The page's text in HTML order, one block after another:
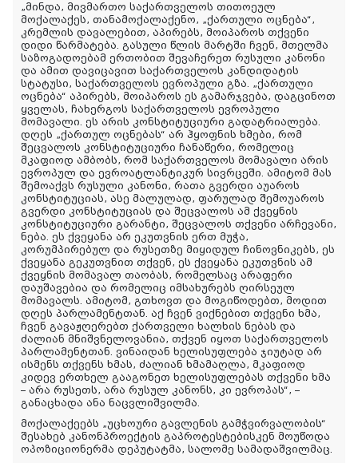
„მინდა, მივმართო საქართველოს თითოეულ
მოქალაქეს, თანამოქალაქენო, „ქართული ოცნება“,
კრემლის დავალებით, აპირებს, მოიპაროს თქვენი
დიდი წარმატება. გასული წლის მარტში ჩვენ, მთელმა
საზოგადოებამ ერთობით შევაჩერეთ რუსული კანონი
და ამით დავიცავით საქართველოს კანდიდატის
სტატუსი, საქართველოს ევროპული გზა. „ქართული
ოცნება“ აპირებს, მოიპაროს ეს გამარჯვება, დაგცინოთ
ყველას, ჩახერგოს საქართველოს ევროპული
მომავალი. ეს არის კონსტიტუციური გადატრიალება.
დღეს „ქართულ ოცნებას“ არ ჰყოფნის ხმები, რომ
შეცვალოს კონსტიტუციური ჩანაწერი, რომელიც
მკაფიოდ ამბობს, რომ საქართველოს მომავალი არის
ევროპულ და ევროატლანტიკურ სივრცეში. ამიტომ მას
შემოაქვს რუსული კანონი, რათა გვერდი აუაროს
კონსტიტუციას, ასე მალულად, ფარულად შემოუაროს
გვერდი კონსტიტუციას და შეცვალოს ამ ქვეყნის
კონსტიტუციური გარანტი, შეცვალოს თქვენი არჩევანი,
ნება. ეს ქვეყანა არ ეკუთვნის ერთ მუჭა,
კორუმპირებულ და რუსეთზე მიყიდულ ჩინოვნიკებს, ეს
ქვეყანა გეკუთვნით თქვენ, ეს ქვეყანა ეკუთვნის ამ
ქვეყნის მომავალ თაობას, რომელსაც არაფერი
დაუშავებია და რომელიც იმსახურებს ღირსეულ
მომავალს. ამიტომ, გთხოვთ და მოგიწოდებთ, მოდით
დღეს პარლამენტთან. აქ ჩვენ ვიქნებით თქვენი ხმა,
ჩვენ გავაჟღერებთ ქართველი ხალხის ნებას და
ძალიან მნიშვნელოვანია, თქვენ იყოთ საქართველოს
პარლამენტთან. ვინაიდან ხელისუფლება ჯიუტად არ
ისმენს თქვენს ხმას, ძალიან ხმამაღლა, მკაფიოდ
კიდევ ერთხელ გააგონეთ ხელისუფლებას თქვენი ხმა
– არა რუსეთს, არა რუსულ კანონს, კი ევროპას“, –
განაცხადა ანა ნაცვლიშვილმა.
მოქალაქეებს „უცხოური გავლენის გამჭვირვალობის“
შესახებ კანონპროექტის გაპროტესტებისკენ მოუწოდა
ოპოზიციონერმა დეპუტატმა, სალომე სამადაშვილმაც.